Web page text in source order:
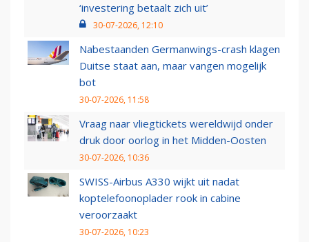
‘investering betaalt zich uit’
30-07-2026, 12:10
Nabestaanden Germanwings-crash klagen
Duitse staat aan, maar vangen mogelijk
bot
30-07-2026, 11:58
Vraag naar vliegtickets wereldwijd onder
druk door oorlog in het Midden-Oosten
30-07-2026, 10:36
SWISS-Airbus A330 wijkt uit nadat
koptelefoonoplader rook in cabine
veroorzaakt
30-07-2026, 10:23